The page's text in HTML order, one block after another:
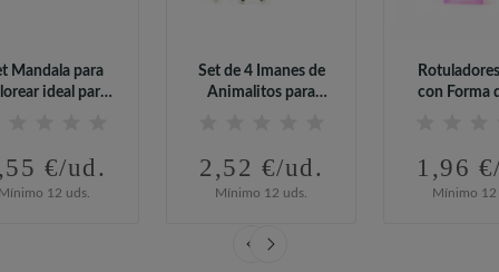
Mandala para
ideal para
€/ud.
12 uds.
Set de 4 Imanes de
Animalitos para
2,52 €/ud.
Mínimo 12 uds.
con Forma
1,96
Mínimo 12